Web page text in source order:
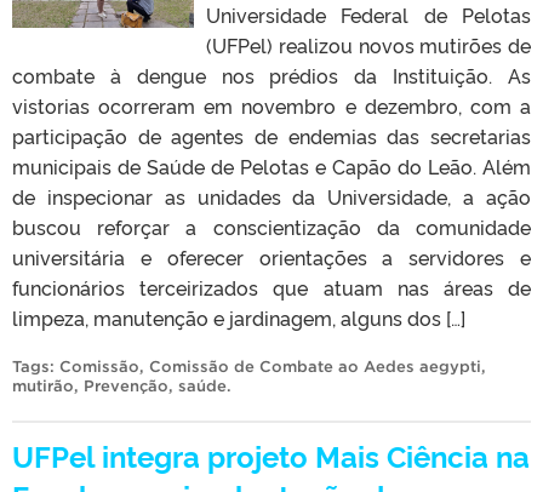
Universidade Federal de Pelotas
(UFPel) realizou novos mutirões de
combate à dengue nos prédios da Instituição. As
vistorias ocorreram em novembro e dezembro, com a
participação de agentes de endemias das secretarias
municipais de Saúde de Pelotas e Capão do Leão. Além
de inspecionar as unidades da Universidade, a ação
buscou reforçar a conscientização da comunidade
universitária e oferecer orientações a servidores e
funcionários terceirizados que atuam nas áreas de
limpeza, manutenção e jardinagem, alguns dos […]
Tags: Comissão, Comissão de Combate ao Aedes aegypti,
mutirão, Prevenção, saúde.
UFPel integra projeto Mais Ciência na